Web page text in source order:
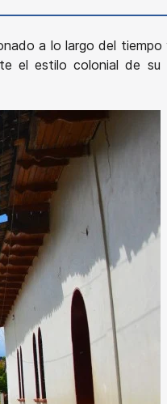
a lo largo del tiempo
el estilo colonial de su